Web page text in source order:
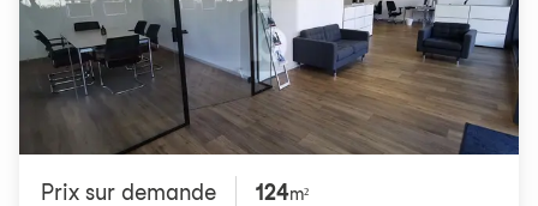
Prix ​​sur demande 124m²